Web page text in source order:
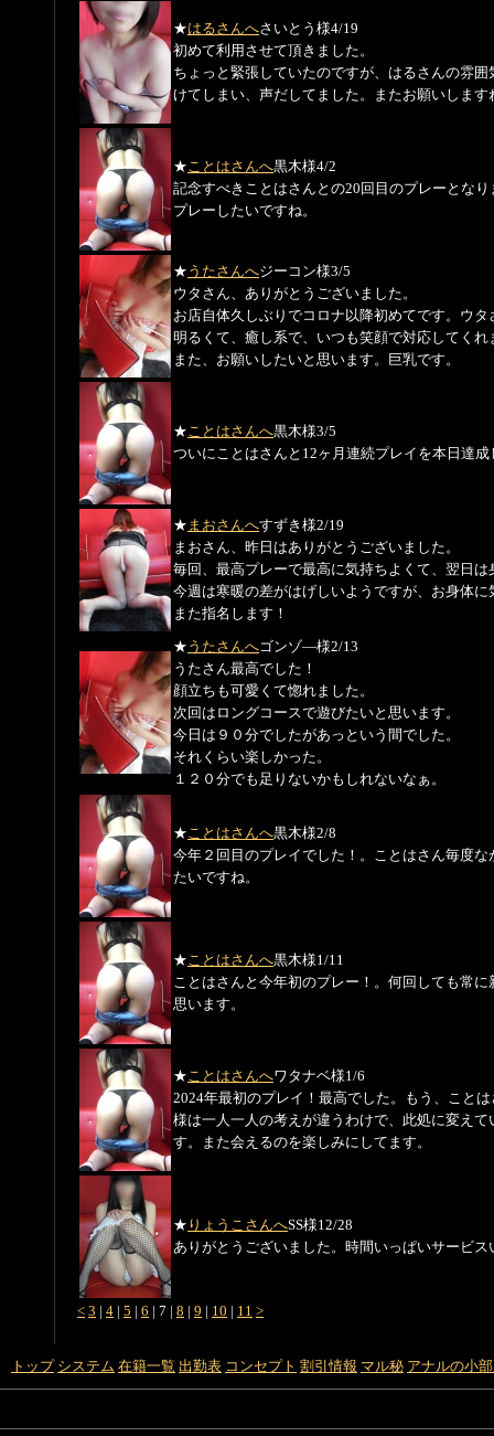
★はるさんへさいとう様4/19
初めて利用させて頂きました。
ちょっと緊張していたのですが、はるさんの雰
けてしまい、声だしてました。またお願いします
★ことはさんへ黒木様4/2
記念すべきことはさんとの20回目のプレーとな
プレーしたいですね。
★ うたさんへジーコン様3/5
ウタさん、ありがとうございました。
お店自体久しぶりでコロナ以降初めてです。ウ
明るくて、癒し系で、いつも笑顔で対応してくれ
また、お願いしたいと思います。巨乳です。
★ことはさんへ黒木様3/5
ついにことはさんと12ヶ月連続プレイを本日達
★ まおさんへすずき様2/19
まおさん、昨日はありがとうございました。
毎回、最高プレーで最高に気持ちよくて、翌日
今週は寒暖の差がはげしいようですが、お身体
また指名します！
★ うたさんへゴンゾ―様2/13
うたさん最高でした！
顔立ちも可愛くて惚れました。
次回はロングコースで遊びたいと思います。
今日は９０分でしたがあっという間でした。
それくらい楽しかった。
１２０分でも足りないかもしれないなぁ。
★ことはさんへ黒木様2/8
今年２回目のプレイでした！。ことはさん毎度
たいですね。
★ことはさんへ黒木様1/11
ことはさんと今年初のプレー！。何回しても常
思います。
★ことはさんへワタナベ様1/6
2024年最初のプレイ！最高でした。もう、こと
様は一人一人の考えが違うわけで、此処に変え
す。また会えるのを楽しみにしてます。
★ りょうこさんへSS様12/28
ありがとうございました。時間いっぱいサービ
< 3 | 4 | 5 | 6 | 7 | 8 | 9 | 10 | 11 >
トップ システム 在籍一覧 出勤表 コンセプト 割引情報 マル秘 アナルの小